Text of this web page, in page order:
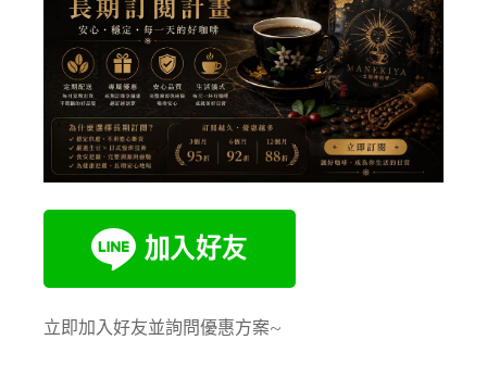
立即加入好友並詢問優惠方案~